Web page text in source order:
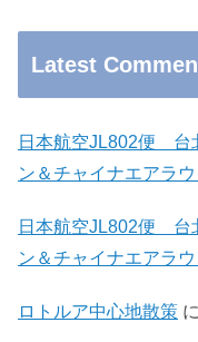
Latest
日本航空JL802便
ン＆チャイナエアラウ
日本航空JL802便
ン＆チャイナエアラウ
ロトルア中心地散策 に